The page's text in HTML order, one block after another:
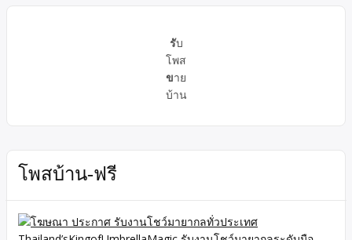
รับ
โพส
ขาย
บ้าน
โพสบ้าน-ฟรี